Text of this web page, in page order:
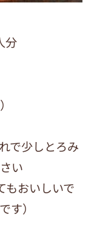
分
で少しとろみ
い
もおいしいで
す）